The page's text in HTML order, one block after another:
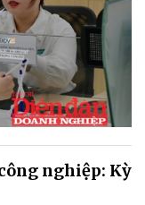
nghiệp: Kỳ